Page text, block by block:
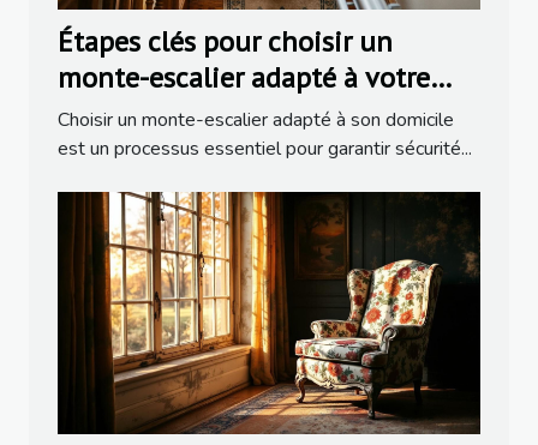
Étapes clés pour choisir un
monte-escalier adapté à votre
domicile
Choisir un monte-escalier adapté à son domicile
est un processus essentiel pour garantir sécurité...